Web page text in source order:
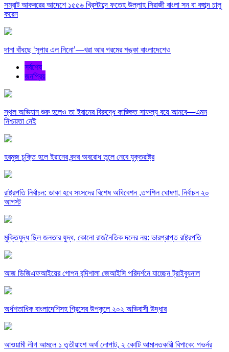
সম্রাট আকবরের আদেশে ১৫৫৬ খ্রিস্টাব্দে ফতেহ উল্লাহ সিরাজী বাংলা সন বা বঙ্গাব্দ চালু
করেন
দানা বাঁধছে ‘সুপার এল নিনো’—খরা আর গরমের শঙ্কা বাংলাদেশেও
সর্বশেষ
জনপ্রিয়
স্থল অভিযান শুরু হলেও তা ইরানের বিরুদ্ধে কাঙ্ক্ষিত সাফল্য বয়ে আনবে—এমন
নিশ্চয়তা নেই
হরমুজ চুক্তি হলে ইরানের বন্দর অবরোধ তুলে নেবে যুক্তরাষ্ট্র
রাষ্ট্রপতি নির্বাচন: ডাকা হবে সংসদের বিশেষ অধিবেশন ,তপশিল ঘোষণা, নির্বাচন ২০
আগস্ট
মুক্তিযুদ্ধ ছিল জনতার যুদ্ধ, কোনো রাজনৈতিক দলের নয়: ভারপ্রাপ্ত রাষ্ট্রপতি
আজ ডিজিএফআইয়ের গোপন বন্দিশালা জেআইসি পরিদর্শনে যাচ্ছেন ট্রাইব্যুনাল
অর্ধশতাধিক বাংলাদেশিসহ গ্রিসের উপকূলে ২০২ অভিবাসী উদ্ধার
আওয়ামী লীগ আমলে ১ তৃতীয়াংশ অর্থ লোপাট, ২ কোটি আমানতকারী বিপাকে: গভর্নর